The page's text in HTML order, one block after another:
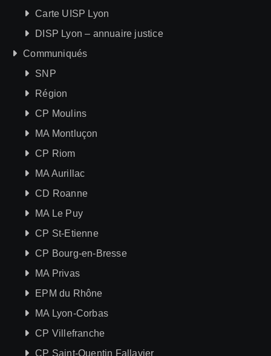
Carte UISP Lyon
DISP Lyon – annuaire justice
Communiqués
SNP
Région
CP Moulins
MA Montluçon
CP Riom
MA Aurillac
CD Roanne
MA Le Puy
CP St-Etienne
CP Bourg-en-Bresse
MA Privas
EPM du Rhône
MA Lyon-Corbas
CP Villefranche
CP Saint-Quentin Fallavier